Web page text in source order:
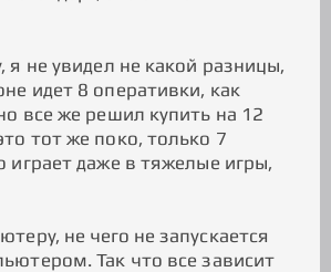
я не увидел не какой разницы,
идет 8 оперативки, как
все же решил купить на 12
тот же поко, только 7
играет даже в тяжелые игры,
не чего не запускается
Так что все зависит